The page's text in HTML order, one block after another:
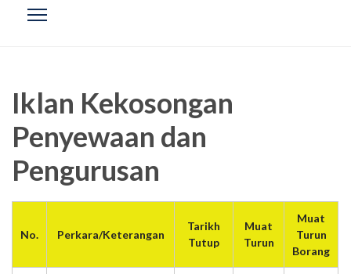
Iklan Kekosongan
Penyewaan dan
Pengurusan
No. Perkara/Keterangan
Tarikh
Tutup
Muat
Turun
Muat
Turun
Borang